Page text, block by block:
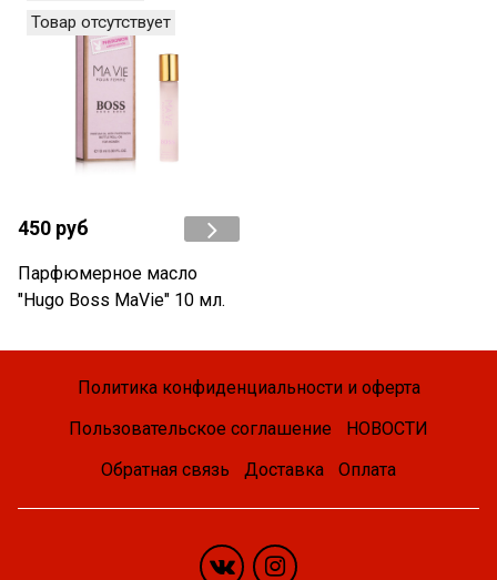
Товар отсутствует
450 руб
Парфюмерное масло
"Hugo Boss MaVie" 10 мл.
Политика конфиденциальности и оферта
Пользовательское соглашение
НОВОСТИ
Обратная связь
Доставка Оплата